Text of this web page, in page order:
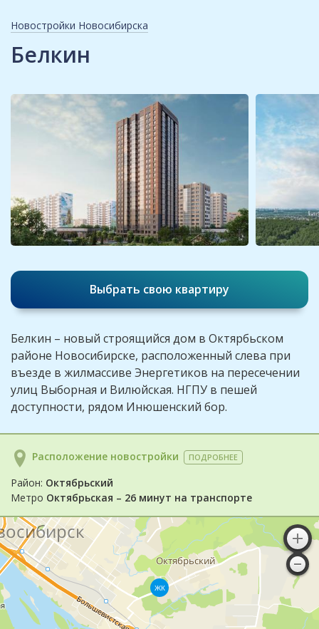
Новостройки Новосибирска
Белкин
Выбрать свою квартиру
Белкин – новый строящийся дом в Октярбьском
районе Новосибирске, расположенный слева при
въезде в жилмассиве Энергетиков на пересечении
улиц Выборная и Вилюйская. НГПУ в пешей
доступности, рядом Инюшенский бор.
Расположение новостройки ПОДРОБНЕЕ
Район: Октябрьский
Метро Октябрьская – 26 минут на транспорте
ЖК